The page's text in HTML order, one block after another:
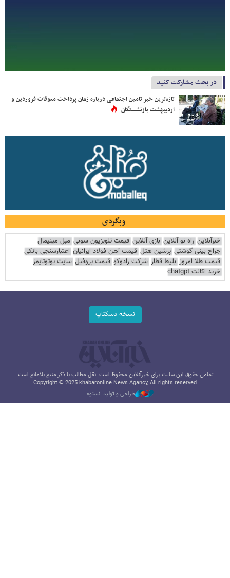
در بحث مشارکت کنید
تازه‌ترین خبر تامین اجتماعی درباره زمان پرداخت معوقات فروردین و
اردیبهشت بازنشستگان
وبگردی
خبرآنلاین راه نو آنلاین بازی آنلاین قیمت تلویزیون سونی مبل مینیمال
جراح بینی گوشتی پرشین هتل قیمت آهن فولاد ایرانیان اعتبارسنجی بانکی
قیمت طلا امروز بلیط قطار شرکت رادوکو قیمت پروفیل سایت یوتوتایمز
خرید اکانت chatgpt
نسخه دسکتاپ
تمامی حقوق این سایت برای خبرآنلاین محفوظ است. نقل مطالب با ذکر منبع بلامانع است.
Copyright © 2025 khabaronline News Agancy, All rights reserved
طراحی و تولید: نستوه